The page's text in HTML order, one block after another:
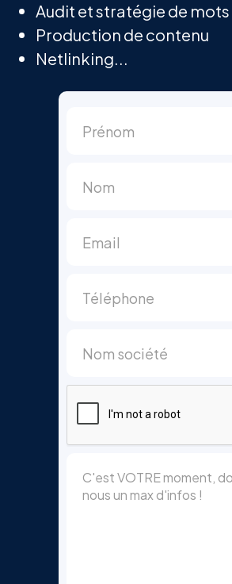
Audit et stratégie de
Production de contenu
Netlinking...